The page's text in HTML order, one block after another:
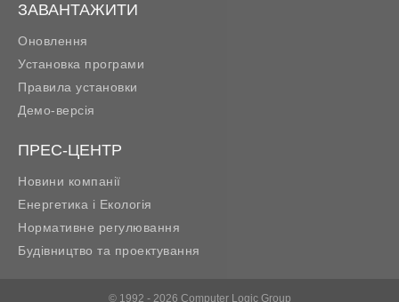
ЗАВАНТАЖИТИ
Оновлення
Установка програми
Правила установки
Демо-версія
ПРЕС-ЦЕНТР
Новини компанії
Енергетика і Екологія
Нормативне регулювання
Будівництво та проектування
© 1992 - 2026 Computer Logic Group